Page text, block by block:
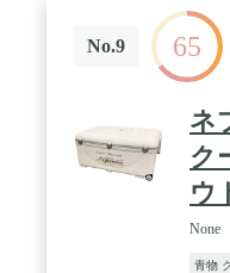
【イージークリー
やすい表面加工で
ップホルダー付き
4箇所設けているた
用ができます。ま
った水が流れるよ
抜き】底部にドレイ
ラー内に溜まった
イズ】本体サイズ
耐荷重：約80㎏ / 【
ピレン、スチール、
No.9 65
ネ
ク
ウ
None
青物